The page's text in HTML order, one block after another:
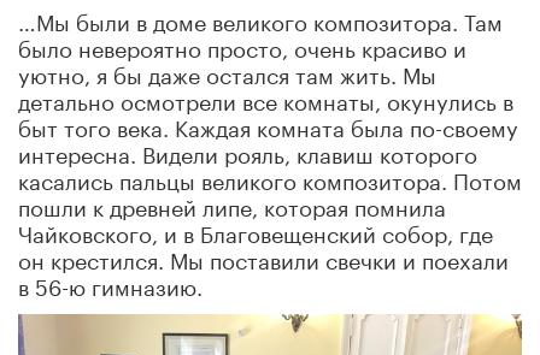
…Мы были в доме великого композитора. Там
было невероятно просто, очень красиво и
уютно, я бы даже остался там жить. Мы
детально осмотрели все комнаты, окунулись в
быт того века. Каждая комната была по-своему
интересна. Видели рояль, клавиш которого
касались пальцы великого композитора. Потом
пошли к древней липе, которая помнила
Чайковского, и в Благовещенский собор, где
он крестился. Мы поставили свечки и поехали
в 56-ю гимназию.